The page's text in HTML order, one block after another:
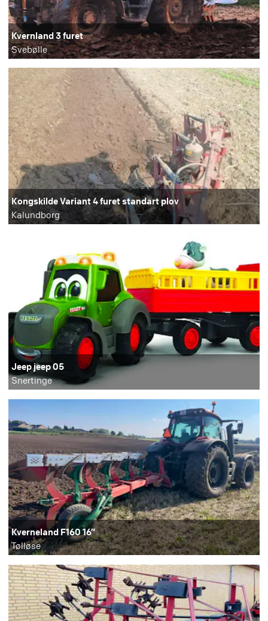
Kvernland 3 furet
Svebølle
Kongskilde Variant 4 furet standart plov
Kalundborg
Jeep jeep 05
Snertinge
Kverneland F160 16”
Tølløse